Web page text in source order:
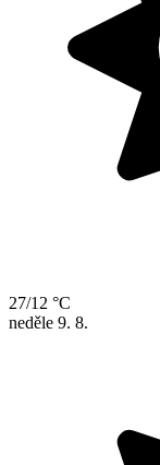
27/12 °C
neděle 9. 8.